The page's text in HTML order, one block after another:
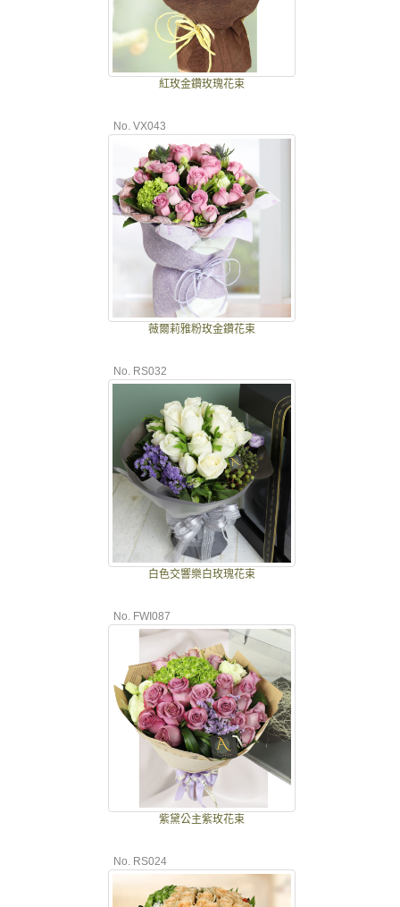
紅玫金鑽玫瑰花束
No. VX043
薇爾莉雅粉玫金鑽花束
No. RS032
白色交響樂白玫瑰花束
No. FWI087
紫黛公主紫玫花束
No. RS024